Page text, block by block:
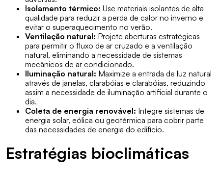
Isolamento térmico: Use materiais isolantes de alta
qualidade para reduzir a perda de calor no inverno e
evitar o superaquecimento no verão.
Ventilação natural: Projete aberturas estratégicas
para permitir o fluxo de ar cruzado e a ventilação
natural, eliminando a necessidade de sistemas
mecânicos de ar condicionado.
Iluminação natural: Maximize a entrada de luz natural
através de janelas, clarabóias e clarabóias, reduzindo
assim a necessidade de iluminação artificial durante o
dia.
Coleta de energia renovável: Integre sistemas de
energia solar, eólica ou geotérmica para cobrir parte
das necessidades de energia do edifício.
Estratégias bioclimáticas